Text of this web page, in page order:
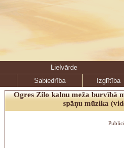
Lielvārde
Sabiedrība
Izglītība
Ogres Zilo kalnu meža burvībā
spāņu mūzika